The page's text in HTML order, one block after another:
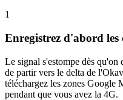
1
Enregistrez d'abord les
Le signal s'estompe dès qu'on
de partir vers le delta de
téléchargez les zones Google
pendant que vous avez la 4G.